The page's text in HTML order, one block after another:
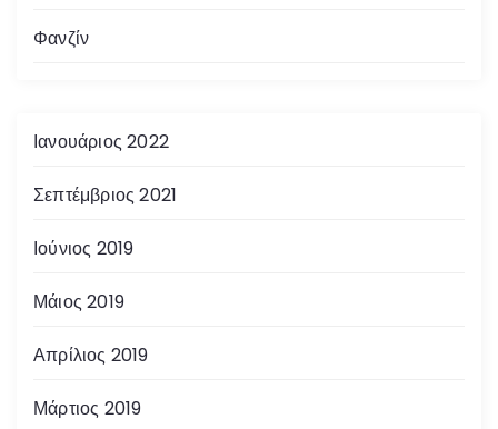
Φανζίν
Ιανουάριος 2022
Σεπτέμβριος 2021
Ιούνιος 2019
Μάιος 2019
Απρίλιος 2019
Μάρτιος 2019